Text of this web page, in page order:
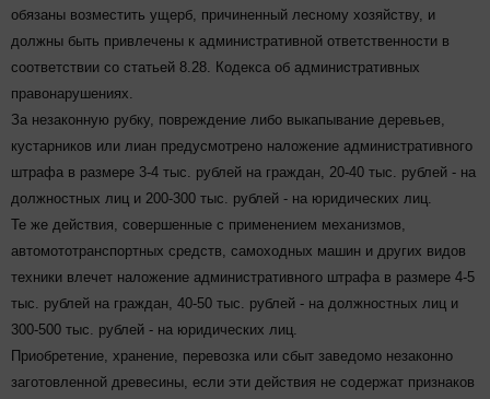
обязаны возместить ущерб, причиненный лесному хозяйству, и
должны быть привлечены к административной ответственности в
соответствии со статьей 8.28. Кодекса об административных
правонарушениях.
За незаконную рубку, повреждение либо выкапывание деревьев,
кустарников или лиан предусмотрено наложение административного
штрафа в размере 3-4 тыс. рублей на граждан, 20-40 тыс. рублей - на
должностных лиц и 200-300 тыс. рублей - на юридических лиц.
Те же действия, совершенные с применением механизмов,
автомототранспортных средств, самоходных машин и других видов
техники влечет наложение административного штрафа в размере 4-5
тыс. рублей на граждан, 40-50 тыс. рублей - на должностных лиц и
300-500 тыс. рублей - на юридических лиц.
Приобретение, хранение, перевозка или сбыт заведомо незаконно
заготовленной древесины, если эти действия не содержат признаков